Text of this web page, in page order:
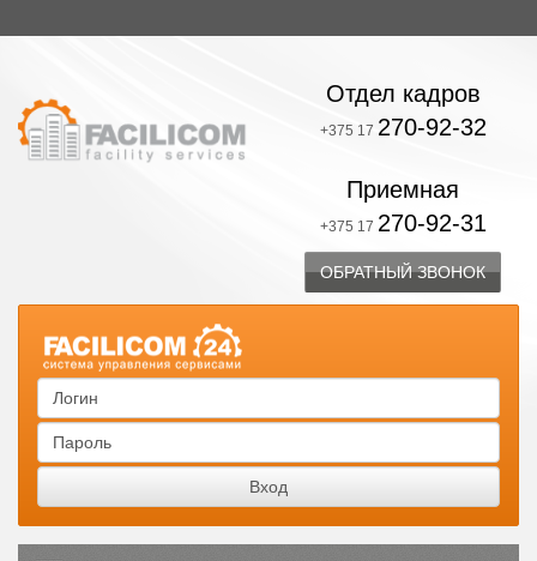
Отдел кадров
+375 17 270-92-32
Приемная
+375 17 270-92-31
ОБРАТНЫЙ ЗВОНОК